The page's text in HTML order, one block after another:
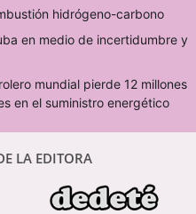
hidrógeno-carbono
en medio de incertidumbre y
mundial pierde 12 millones
en el suministro energético
LA EDITORA